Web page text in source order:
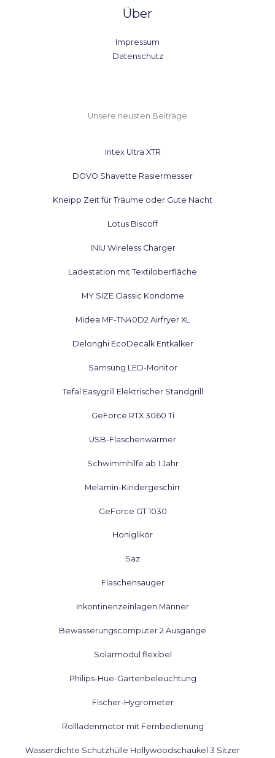
Über
Impressum
Datenschutz
Unsere neusten Beiträge
Intex Ultra XTR
DOVO Shavette Rasiermesser
Kneipp Zeit für Träume oder Gute Nacht
Lotus Biscoff
INIU Wireless Charger
Ladestation mit Textiloberfläche
MY.SIZE Classic Kondome
Midea MF-TN40D2 Airfryer XL
Delonghi EcoDecalk Entkalker
Samsung LED-Monitor
Tefal Easygrill Elektrischer Standgrill
GeForce RTX 3060 Ti
USB-Flaschenwärmer
Schwimmhilfe ab 1 Jahr
Melamin-Kindergeschirr
GeForce GT 1030
Honiglikör
Saz
Flaschensauger
Inkontinenzeinlagen Männer
Bewässerungscomputer 2 Ausgänge
Solarmodul flexibel
Philips-Hue-Gartenbeleuchtung
Fischer-Hygrometer
Rollladenmotor mit Fernbedienung
Wasserdichte Schutzhülle Hollywoodschaukel 3 Sitzer